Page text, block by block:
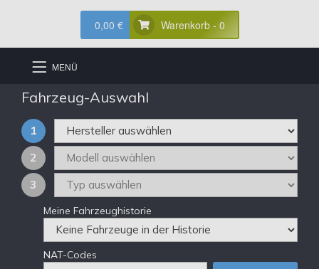
0,00 € Warenkorb - 0
MENÜ
Fahrzeug-Auswahl
1
2
3
Meine Fahrzeughistorie
NAT-Codes